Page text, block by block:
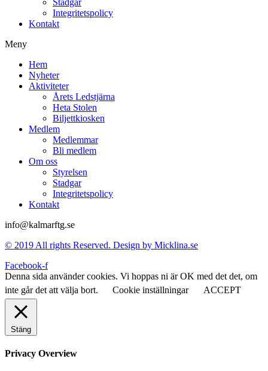
Integritetspolicy
Kontakt
Meny
Hem
Nyheter
Aktiviteter
Årets Ledstjärna
Heta Stolen
Biljettkiosken
Medlem
Medlemmar
Bli medlem
Om oss
Styrelsen
Stadgar
Integritetspolicy
Kontakt
info@kalmarftg.se
© 2019 All rights Reserved. Design by Micklina.se
Facebook-f
Denna sida använder cookies. Vi hoppas ni är OK med det det, om
inte går det att välja bort.
Cookie inställningar ACCEPT
Stäng
Privacy Overview